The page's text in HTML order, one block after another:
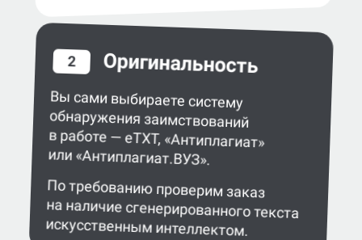
2 Оригинальность
Вы сами выбираете систему
обнаружения заимствований
в работе — eTXT, «Антиплагиат»
или «Антиплагиат.ВУЗ».
По требованию проверим заказ
на наличие сгенерированного текста
искусственным интеллектом.